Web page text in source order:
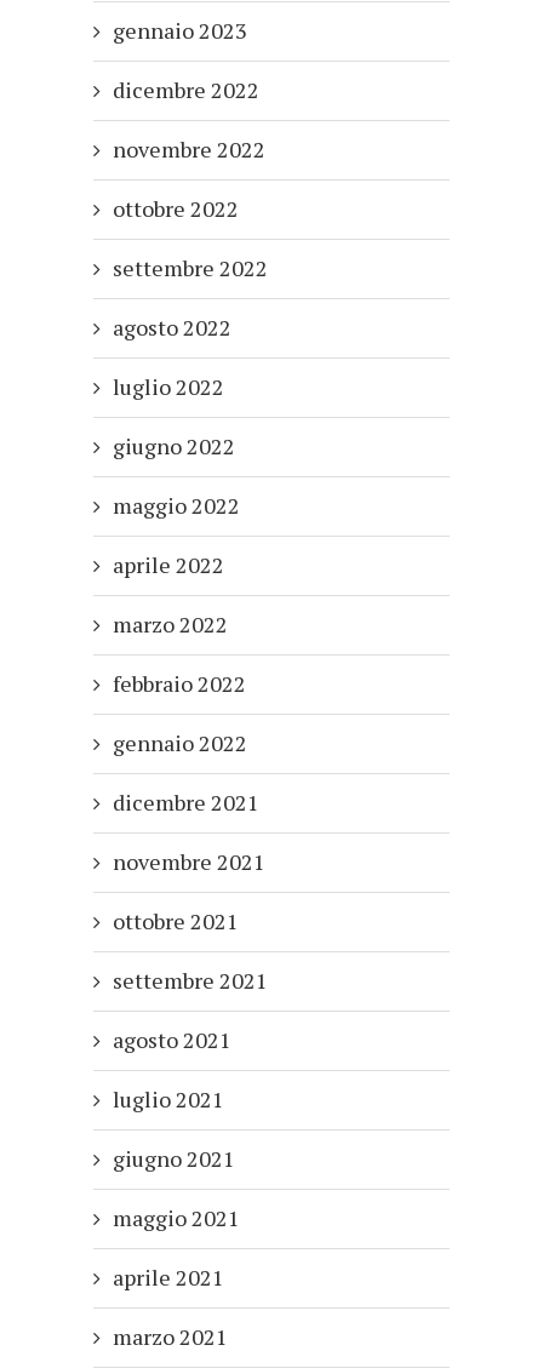
gennaio 2023
dicembre 2022
novembre 2022
ottobre 2022
settembre 2022
agosto 2022
luglio 2022
giugno 2022
maggio 2022
aprile 2022
marzo 2022
febbraio 2022
gennaio 2022
dicembre 2021
novembre 2021
ottobre 2021
settembre 2021
agosto 2021
luglio 2021
giugno 2021
maggio 2021
aprile 2021
marzo 2021